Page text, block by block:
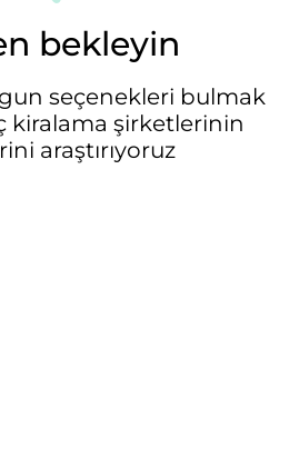
bekleyin
seçenekleri bulmak
kiralama şirketlerinin
araştırıyoruz